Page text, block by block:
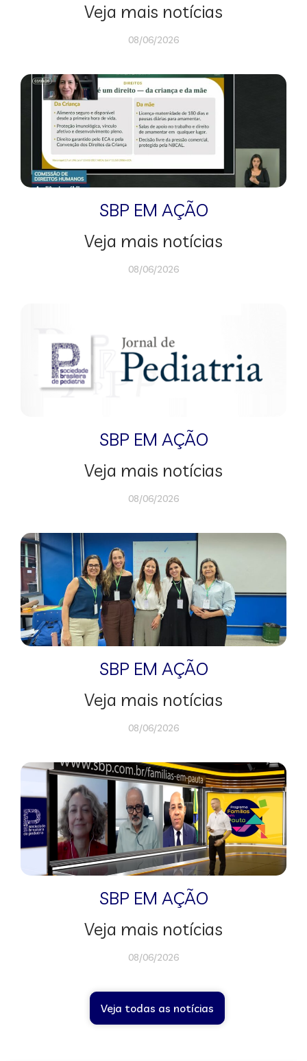
Veja mais notícias
08/06/2026
SBP EM AÇÃO
Veja mais notícias
08/06/2026
SBP EM AÇÃO
Veja mais notícias
08/06/2026
SBP EM AÇÃO
Veja mais notícias
08/06/2026
SBP EM AÇÃO
Veja mais notícias
08/06/2026
Veja todas as notícias